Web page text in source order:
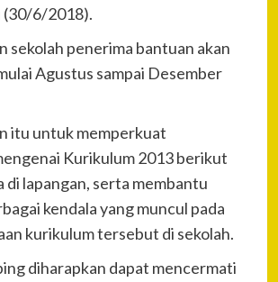
(30/6/2018).
sekolah penerima bantuan akan
Agustus sampai Desember
itu untuk memperkuat
Kurikulum 2013 berikut
di lapangan, serta membantu
kendala yang muncul pada
kurikulum tersebut di sekolah.
diharapkan dapat mencermati